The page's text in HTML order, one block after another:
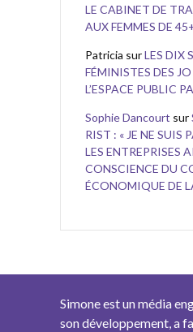
LE CABINET DE
AUX FEMMES DE
Patricia surLES DIX
FÉMINISTES DES
L’ESPACE PUBLIC
Sophie Dancourt sur
RIST : « JE NE SUIS
LES ENTREPRISES
CONSCIENCE DU
ÉCONOMIQUE DE
Simone est un média
son développement, a